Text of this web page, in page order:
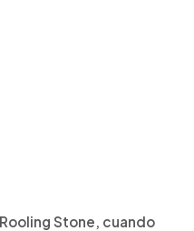
Stone, cuando